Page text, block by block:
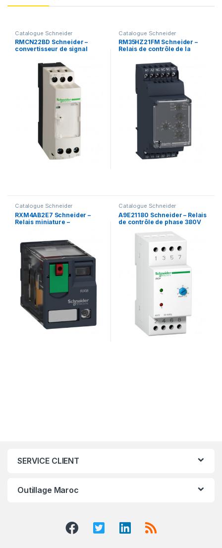
Catalogue Schneider
RMCN22BD Schneider –
convertisseur de signal
4 à 20mA – 0 à 10V – Zelio
Catalogue Schneider
RM35HZ21FM Schneider –
Relais de contrôle de la
Hz – Zelio Control
Catalogue Schneider
RXM4AB2E7 Schneider –
Relais miniature –
48VAC – Zelio RXM
Catalogue Schneider
A9E21180 Schneider – Relais
de contrôle de phase 380V
SERVICE CLIENT
Outillage Maroc